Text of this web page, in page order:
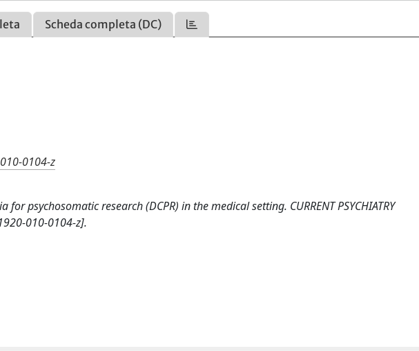
Scheda completa (DC)
0104-z
for psychosomatic research (DCPR) in the medical setting. CURRENT PSYCHIATRY
010-0104-z].